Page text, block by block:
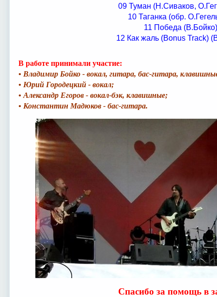
09 Туман (Н.Сиваков,
10 Таганка (обр.
11 Победа (В.Бойко)
12 Как жаль (Bonus Track)
В работе принимали участие:
• Владимир Бойко - вокал, гитара, бас-гитара,
• Юрий Городецкий - вокал;
• Александр Егоров - вокал-бэк, клавишные;
• Константин Мадюков - бас-гитара.
Спасибо за помощь в